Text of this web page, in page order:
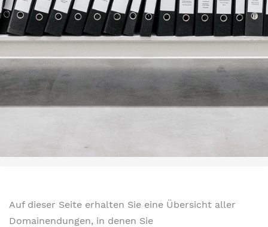
Auf dieser Seite erhalten Sie eine Übersicht aller
Domainendungen, in denen Sie